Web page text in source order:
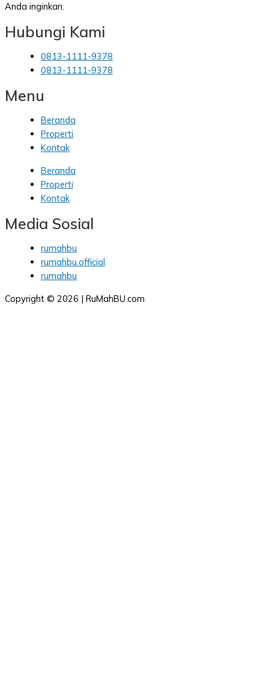
Anda inginkan.
Hubungi Kami
0813-1111-9378
0813-1111-9378
Menu
Beranda
Properti
Kontak
Beranda
Properti
Kontak
Media Sosial
rumahbu
rumahbu.official
rumahbu
Copyright © 2026 | RuMahBU.com